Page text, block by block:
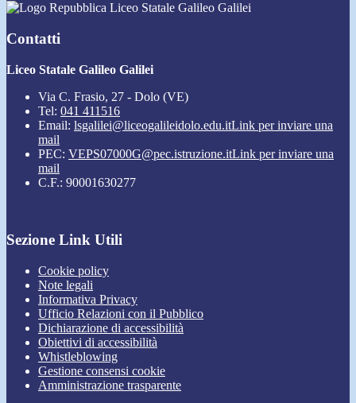
Liceo Statale Galileo Galilei
Contatti
Liceo Statale Galileo Galilei
Via C. Frasio, 27 - Dolo (VE)
Tel: 041 411516
Email: lsgalilei@liceogalileidolo.edu.itLink per inviare una
mail
PEC: VEPS07000G@pec.istruzione.itLink per inviare una
mail
C.F.: 90001630277
Sezione Link Utili
Cookie policy
Note legali
Informativa Privacy
Ufficio Relazioni con il Pubblico
Dichiarazione di accessibilità
Obiettivi di accessibilità
Whistleblowing
Gestione consensi cookie
Amministrazione trasparente